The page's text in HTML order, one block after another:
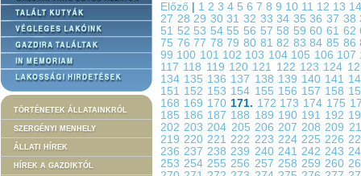
TÖRTÉNETEK ÁLLATAINKRÓL
SZERGÉNYI MENHELY
ÁLLATI HÍREK
HÍREK A GAZDIKTÓL
Előző 1 2 3 4 5 6 7 8 9 10 11 12 13
27 2829 303132 3334 353637 38
51 52 53 54 55 56 57 58 596061 62
75 7677 787980 8182 838485 86
99 100 101 102 103 104 105 106 107
117 118 119 120 121 122 123 124
134 135 136 137 138 139 140 141
151 152 153 154 155 156 157 158
168 169 170 171. 172 173 174 175
185 186 187 188 189 190 191 192
202203204 205 206 207208209
219220221222 223 224 225 226
236237238239 240 241 242 243
253254255256 257 258 259 260